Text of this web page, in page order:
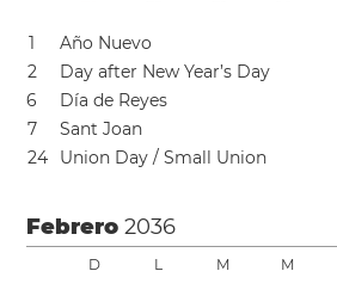
1
Año Nuevo
2
Day after New Year’s Day
6
Día de Reyes
7
Sant Joan
24 Union Day / Small Union
Febrero2036
D L M M